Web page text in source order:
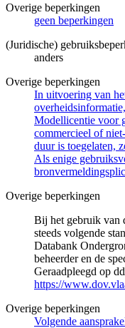
Overige beperkingen
geen beperkingen
(Juridische)
anders
Overige beperkingen
In uitvoering van
Modellicentie voor
commercieel of
duur is toegelaten,
Als enige
Overige beperkingen
Bij het gebruik van
steeds volgende
Databank
beheerder en de
Geraadpleegd op
https://
Overige beperkingen
Volgende